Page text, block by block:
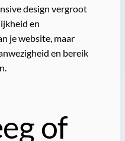
design vergroot
en
je website, maar
en bereik
of